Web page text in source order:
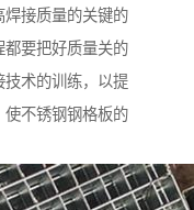
焊接质量的关键的
都要把好质量关的
技术的训练，以提
使不锈钢钢格板的